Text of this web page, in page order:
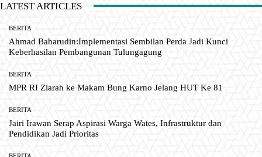
LATEST ARTICLES
BERITA
Ahmad Baharudin:Implementasi Sembilan Perda Jadi Kunci
Keberhasilan Pembangunan Tulungagung
BERITA
MPR RI Ziarah ke Makam Bung Karno Jelang HUT Ke 81
BERITA
Jairi Irawan Serap Aspirasi Warga Wates, Infrastruktur dan
Pendidikan Jadi Prioritas